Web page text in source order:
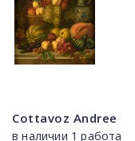
Cottavoz Andree
в наличии 1 работа